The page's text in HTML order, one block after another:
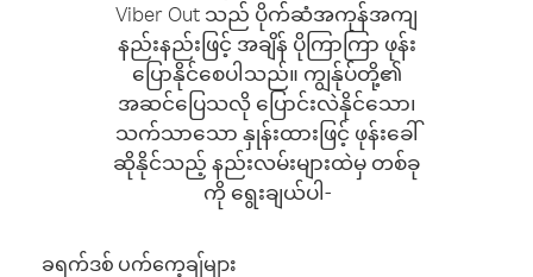
Viber Out သည် ပိုက်ဆံအကုန်အကျ
နည်းနည်းဖြင့် အချိန် ပိုကြာကြာ ဖုန်း
ပြောနိုင်စေပါသည်။ ကျွန်ုပ်တို့၏
အဆင်ပြေသလို ပြောင်းလဲနိုင်သော၊
သက်သာသော နှုန်းထားဖြင့် ဖုန်းခေါ်
ဆိုနိုင်သည့် နည်းလမ်းများထဲမှ တစ်ခု
ကို ရွေးချယ်ပါ-
ခရက်ဒစ် ပက်ကေ့ချ်များ